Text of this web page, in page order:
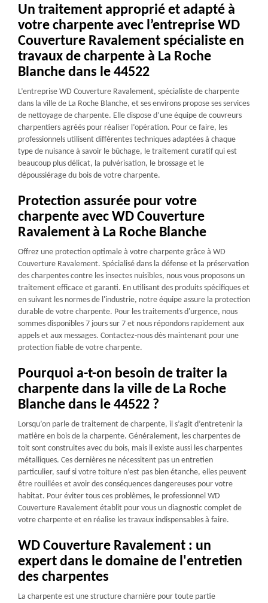
Un traitement approprié et adapté à
votre charpente avec l’entreprise WD
Couverture Ravalement spécialiste en
travaux de charpente à La Roche
Blanche dans le 44522
L’entreprise WD Couverture Ravalement, spécialiste de charpente
dans la ville de La Roche Blanche, et ses environs propose ses services
de nettoyage de charpente. Elle dispose d’une équipe de couvreurs
charpentiers agréés pour réaliser l’opération. Pour ce faire, les
professionnels utilisent différentes techniques adaptées à chaque
type de nuisance à savoir le bûchage, le traitement curatif qui est
beaucoup plus délicat, la pulvérisation, le brossage et le
dépoussiérage du bois de votre charpente.
Protection assurée pour votre
charpente avec WD Couverture
Ravalement à La Roche Blanche
Offrez une protection optimale à votre charpente grâce à WD
Couverture Ravalement. Spécialisé dans la défense et la préservation
des charpentes contre les insectes nuisibles, nous vous proposons un
traitement efficace et garanti. En utilisant des produits spécifiques et
en suivant les normes de l'industrie, notre équipe assure la protection
durable de votre charpente. Pour les traitements d'urgence, nous
sommes disponibles 7 jours sur 7 et nous répondons rapidement aux
appels et aux messages. Contactez-nous dès maintenant pour une
protection fiable de votre charpente.
Pourquoi a-t-on besoin de traiter la
charpente dans la ville de La Roche
Blanche dans le 44522 ?
Lorsqu’on parle de traitement de charpente, il s’agit d’entretenir la
matière en bois de la charpente. Généralement, les charpentes de
toit sont construites avec du bois, mais il existe aussi les charpentes
métalliques. Ces dernières ne nécessitent pas un entretien
particulier, sauf si votre toiture n’est pas bien étanche, elles peuvent
être rouillées et avoir des conséquences dangereuses pour votre
habitat. Pour éviter tous ces problèmes, le professionnel WD
Couverture Ravalement établit pour vous un diagnostic complet de
votre charpente et en réalise les travaux indispensables à faire.
WD Couverture Ravalement : un
expert dans le domaine de l'entretien
des charpentes
La charpente est une structure charnière pour toute partie